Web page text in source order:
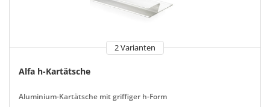
2 Varianten
Alfa h-Kartätsche
Aluminium-Kartätsche mit griffiger h-Form